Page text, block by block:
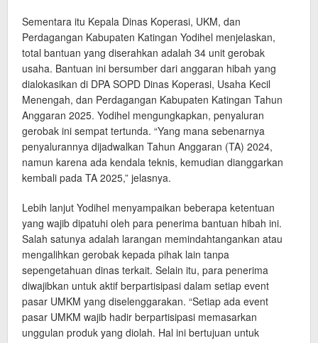
Sementara itu Kepala Dinas Koperasi, UKM, dan
Perdagangan Kabupaten Katingan Yodihel menjelaskan,
total bantuan yang diserahkan adalah 34 unit gerobak
usaha. Bantuan ini bersumber dari anggaran hibah yang
dialokasikan di DPA SOPD Dinas Koperasi, Usaha Kecil
Menengah, dan Perdagangan Kabupaten Katingan Tahun
Anggaran 2025. Yodihel mengungkapkan, penyaluran
gerobak ini sempat tertunda. “Yang mana sebenarnya
penyalurannya dijadwalkan Tahun Anggaran (TA) 2024,
namun karena ada kendala teknis, kemudian dianggarkan
kembali pada TA 2025,” jelasnya.
Lebih lanjut Yodihel menyampaikan beberapa ketentuan
yang wajib dipatuhi oleh para penerima bantuan hibah ini.
Salah satunya adalah larangan memindahtangankan atau
mengalihkan gerobak kepada pihak lain tanpa
sepengetahuan dinas terkait. Selain itu, para penerima
diwajibkan untuk aktif berpartisipasi dalam setiap event
pasar UMKM yang diselenggarakan. “Setiap ada event
pasar UMKM wajib hadir berpartisipasi memasarkan
unggulan produk yang diolah. Hal ini bertujuan untuk